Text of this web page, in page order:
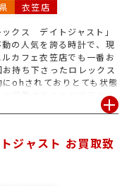
衣笠店
クス デイトジャスト」
の人気を誇る時計で、現
カフェ衣笠店でも一番お
持ち下さったロレックス
ohされておりとても状態
お買取することが出来まし
損箇所の有無・オーバーホ
るとこが可能ですので、
迎です!ロレックスのお買
い！
ジャスト お買取致